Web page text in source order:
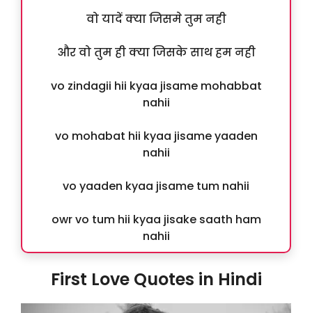
वो यादें क्या जिसमे तुम नही
और वो तुम ही क्या जिसके साथ हम नही
vo zindagii hii kyaa jisame mohabbat
nahii
vo mohabat hii kyaa jisame yaaden
nahii
vo yaaden kyaa jisame tum nahii
owr vo tum hii kyaa jisake saath ham
nahii
First Love Quotes in Hindi